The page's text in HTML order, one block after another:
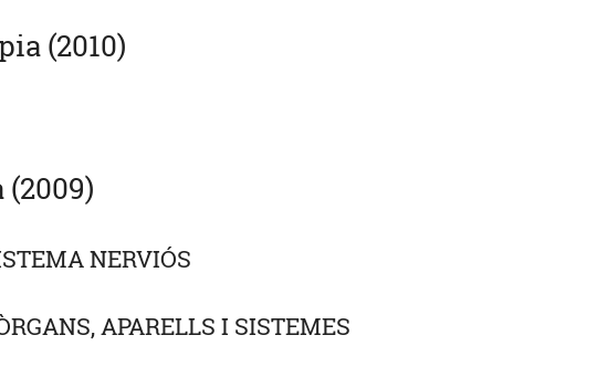
(2010)
NERVIÓS
APARELLS I SISTEMES